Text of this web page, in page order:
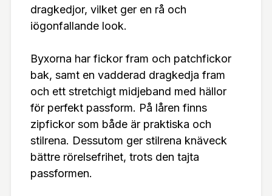
dragkedjor, vilket ger en rå och
iögonfallande look.
Byxorna har fickor fram och patchfickor
bak, samt en vadderad dragkedja fram
och ett stretchigt midjeband med hällor
för perfekt passform. På låren finns
zipfickor som både är praktiska och
stilrena. Dessutom ger stilrena knäveck
bättre rörelsefrihet, trots den tajta
passformen.